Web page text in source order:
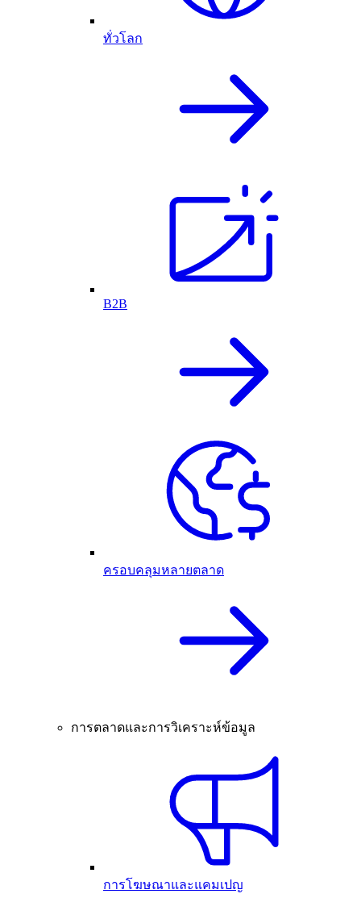
ทั่วโลก
B2B
ครอบคลุมหลายตลาด
การตลาดและการวิเคราะห์ข้อมูล
การโฆษณาและแคมเปญ